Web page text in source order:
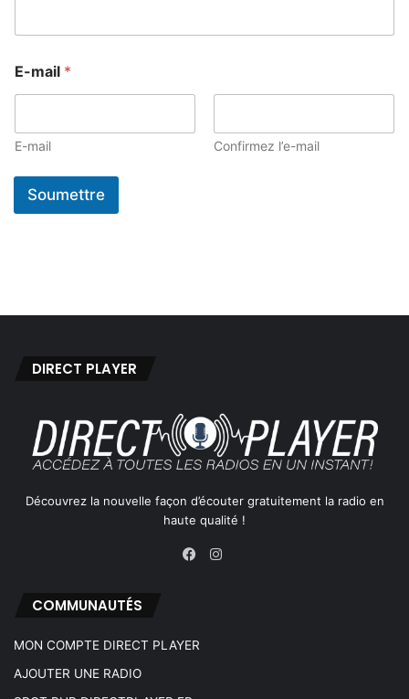
E-mail *
E-mail Confirmez l’e-mail
Soumettre
DIRECT PLAYER
Découvrez la nouvelle façon d’écouter gratuitement la radio en
haute qualité !
Instagram
COMMUNAUTÉS
MON COMPTE DIRECT PLAYER
AJOUTER UNE RADIO